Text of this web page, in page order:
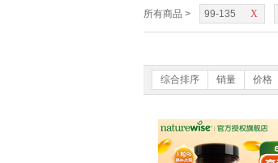
所有商品 > X
99-135
综合排序 销量 价格